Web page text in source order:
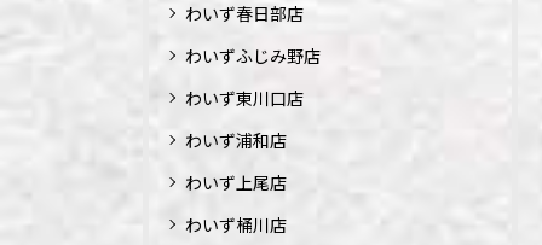
わいず春日部店
わいずふじみ野店
わいず東川口店
わいず浦和店
わいず上尾店
わいず桶川店